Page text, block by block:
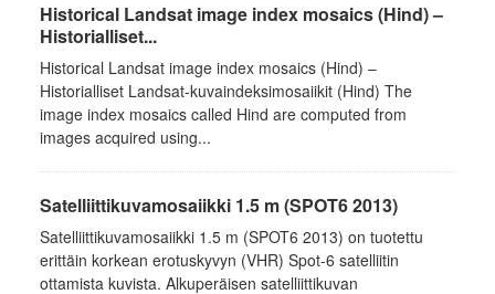
Historical Landsat image index mosaics (Hind) –
Historialliset...
Historical Landsat image index mosaics (Hind) –
Historialliset Landsat-kuvaindeksimosaiikit (Hind) The
image index mosaics called Hind are computed from
images acquired using...
Satelliittikuvamosaiikki 1.5 m (SPOT6 2013)
Satelliittikuvamosaiikki 1.5 m (SPOT6 2013) on tuotettu
erittäin korkean erotuskyvyn (VHR) Spot-6 satelliitin
ottamista kuvista. Alkuperäisen satelliittikuvan